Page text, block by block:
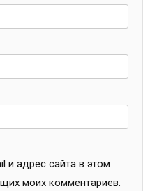
и адрес сайта в этом
моих комментариев.